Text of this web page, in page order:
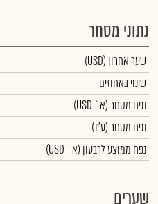
נתוני מסחר
שער אחרון (USD)
שינוי באחוזים
נפח מסחר(א` USD)
נפח מסחר(ע"נ)
נפח ממוצע לרבעון (א` USD)
שערים